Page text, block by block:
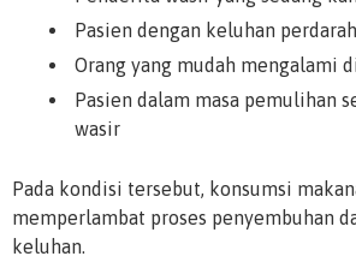
Pasien dengan keluhan
Orang yang mudah mengalami
Pasien dalam masa pemulihan
wasir
Pada kondisi tersebut, konsumsi
memperlambat proses penyembuhan
keluhan.